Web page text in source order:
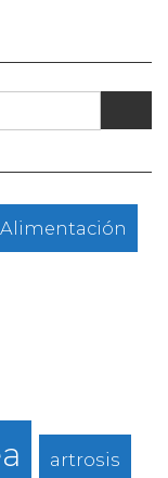
Alimentación
artrosis